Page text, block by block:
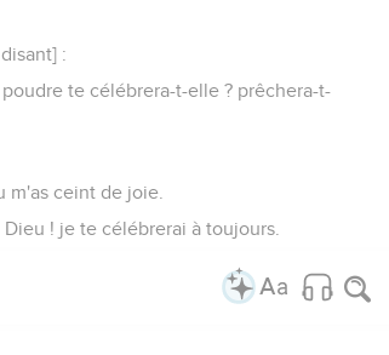
:
te célébrera-t-elle ? prêchera-t-
m'as ceint de joie.
! je te célébrerai à toujours.